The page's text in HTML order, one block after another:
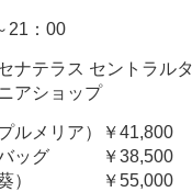
21：00
ナテラス セントラル
アショップ
ルメリア）￥41,800
バッグ ￥38,500
葵） ￥55,000